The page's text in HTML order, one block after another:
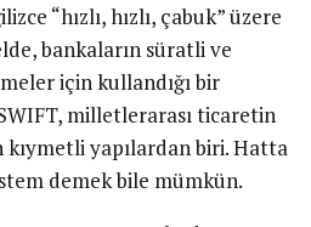
“hızlı, hızlı, çabuk” üzere
bankaların süratli ve
için kullandığı bir
milletlerarası ticaretin
kıymetli yapılardan biri. Hatta
demek bile mümkün.